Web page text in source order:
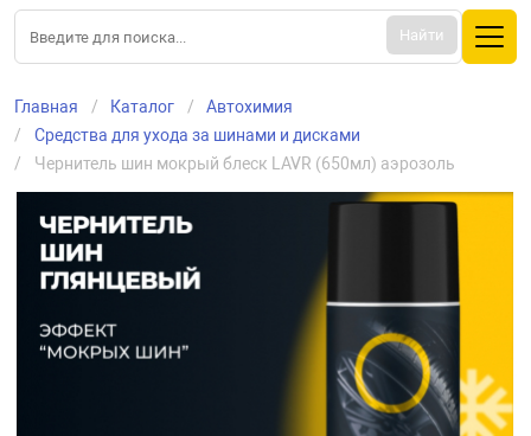
Найти
Главная Каталог
Автохимия
Средства для ухода за шинами и дисками
Чернитель шин мокрый блеск LAVR (650мл) аэрозоль